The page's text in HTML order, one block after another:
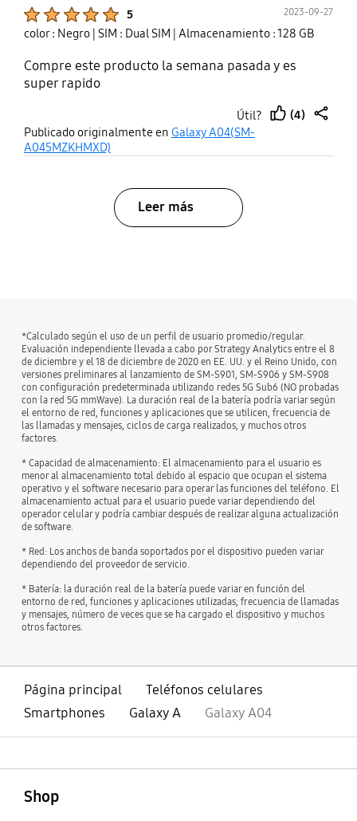
5 2023-09-27
color : Negro | SIM : Dual SIM | Almacenamiento : 128 GB
Compre este producto la semana pasada y es
super rapido
Útil?
(4)
Publicado originalmente en Galaxy A04(SM-
A045MZKHMXD)
Leer más
*Calculado según el uso de un perfil de usuario promedio/regular.
Evaluación independiente llevada a cabo por Strategy Analytics entre el 8
de diciembre y el 18 de diciembre de 2020 en EE. UU. y el Reino Unido, con
versiones preliminares al lanzamiento de SM-S901, SM-S906 y SM-S908
con configuración predeterminada utilizando redes 5G Sub6 (NO probadas
con la red 5G mmWave). La duración real de la batería podría variar según
el entorno de red, funciones y aplicaciones que se utilicen, frecuencia de
las llamadas y mensajes, ciclos de carga realizados, y muchos otros
factores.
* Capacidad de almacenamiento: El almacenamiento para el usuario es
menor al almacenamiento total debido al espacio que ocupan el sistema
operativo y el software necesario para operar las funciones del teléfono. El
almacenamiento actual para el usuario puede variar dependiendo del
operador celular y podría cambiar después de realizar alguna actualización
de software.
* Red: Los anchos de banda soportados por el dispositivo pueden variar
dependiendo del proveedor de servicio.
* Batería: la duración real de la batería puede variar en función del
entorno de red, funciones y aplicaciones utilizadas, frecuencia de llamadas
y mensajes, número de veces que se ha cargado el dispositivo y muchos
otros factores.
Página principal
Teléfonos celulares
Smartphones
Galaxy A Galaxy A04
Shop